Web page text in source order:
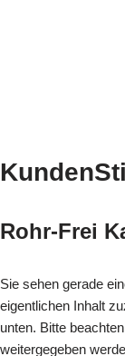
Rohr-Frei
Sie sehen gerade
eigentlichen Inhalt
unten. Bitte
weitergegeben